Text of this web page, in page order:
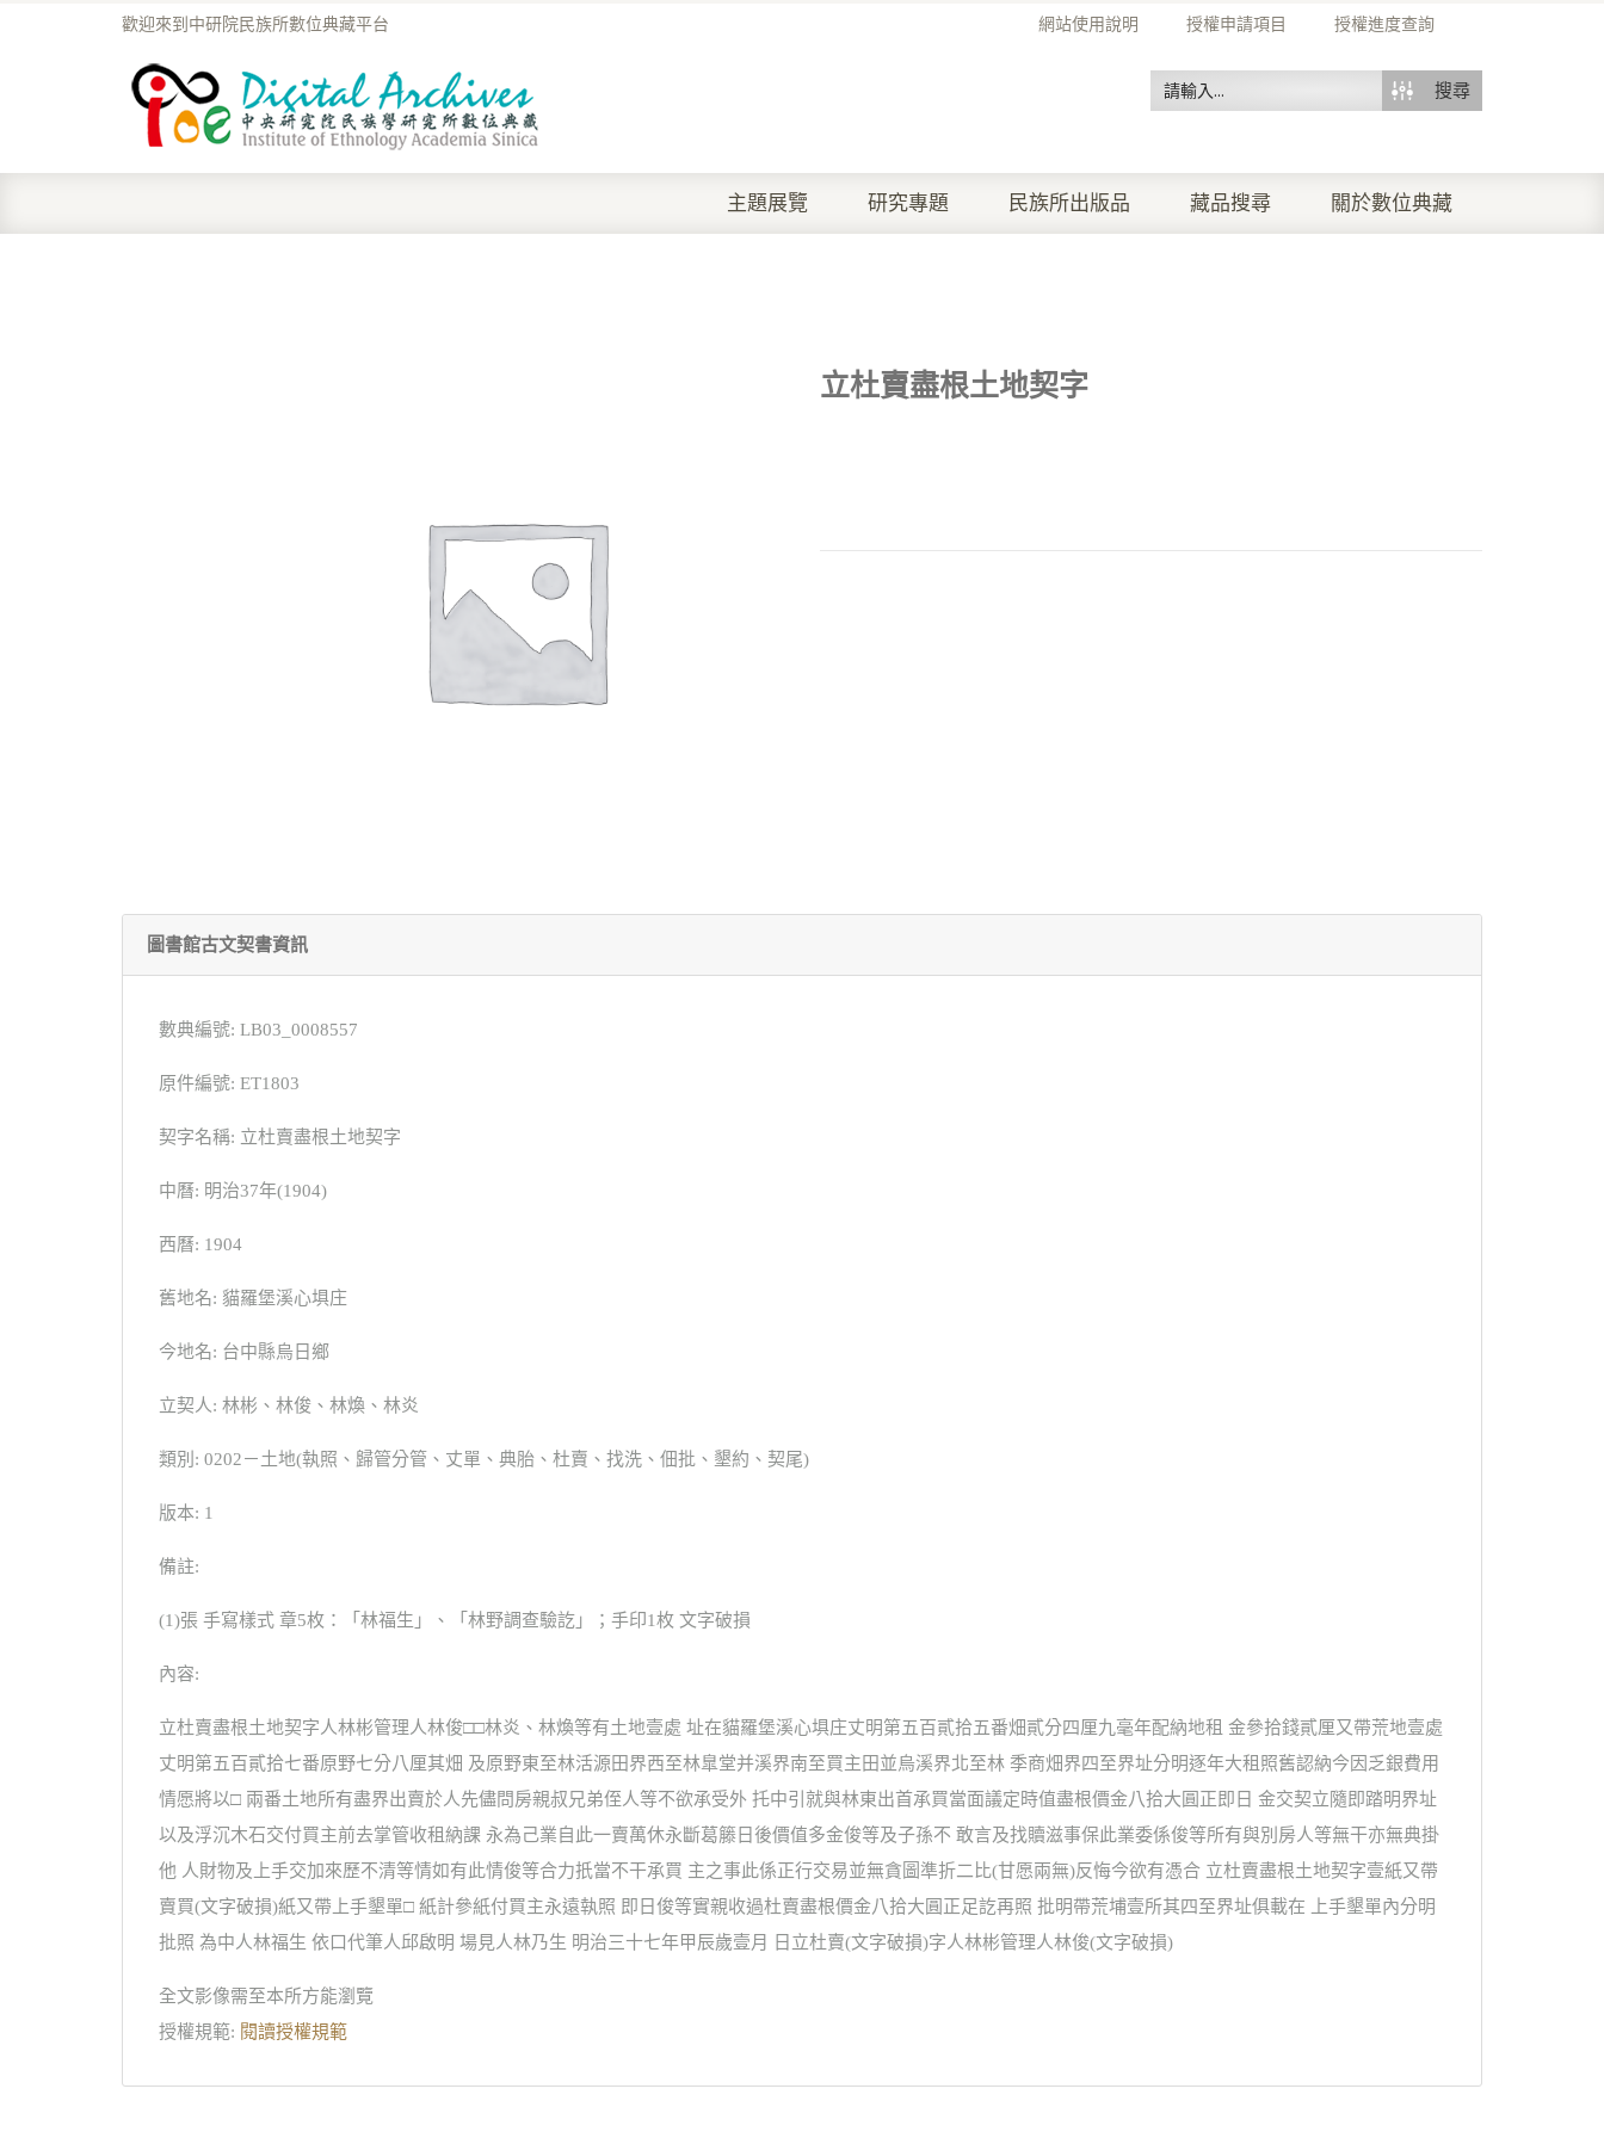
網站使用說明 授權申請項目 授權進度查詢
歡迎來到中研院民族所數位典藏平台
搜尋
主題展覽 研究專題 民族所出版品 藏品搜尋 關於數位典藏
立杜賣盡根土地契字
圖書館古文契書資訊
數典編號: LB03_0008557
原件編號: ET1803
契字名稱: 立杜賣盡根土地契字
中曆: 明治37年(1904)
西曆: 1904
舊地名: 貓羅堡溪心埧庄
今地名: 台中縣烏日鄉
立契人: 林彬、林俊、林煥、林炎
類別: 0202－土地(執照、歸管分管、丈單、典胎、杜賣、找洗、佃批、墾約、契尾)
版本: 1
備註:
(1)張 手寫樣式 章5枚：「林福生」、「林野調查驗訖」；手印1枚 文字破損
內容:
立杜賣盡根土地契字人林彬管理人林俊□□林炎、林煥等有土地壹處 址在貓羅堡溪心埧庄丈明第五百貳拾五番畑貳分四厘九毫年配納地租 金參拾錢貳厘又帶荒地壹處
丈明第五百貳拾七番原野七分八厘其畑 及原野東至林活源田界西至林臯堂并溪界南至買主田並烏溪界北至林 季商畑界四至界址分明逐年大租照舊認納今因乏銀費用
情愿將以□ 兩番土地所有盡界出賣於人先儘問房親叔兄弟侄人等不欲承受外 托中引就與林東出首承買當面議定時值盡根價金八拾大圓正即日 金交契立隨即踏明界址
以及浮沉木石交付買主前去掌管收租納課 永為己業自此一賣萬休永斷葛籐日後價值多金俊等及子孫不 敢言及找贖滋事保此業委係俊等所有與別房人等無干亦無典掛
他 人財物及上手交加來歷不清等情如有此情俊等合力扺當不干承買 主之事此係正行交易並無貪圖準折二比(甘愿兩無)反悔今欲有憑合 立杜賣盡根土地契字壹紙又帶
賣買(文字破損)紙又帶上手墾單□ 紙計參紙付買主永遠執照 即日俊等實親收過杜賣盡根價金八拾大圓正足訖再照 批明帶荒埔壹所其四至界址俱載在 上手墾單內分明
批照 為中人林福生 依口代筆人邱啟明 場見人林乃生 明治三十七年甲辰歲壹月 日立杜賣(文字破損)字人林彬管理人林俊(文字破損)
全文影像需至本所方能瀏覽
授權規範: 閱讀授權規範